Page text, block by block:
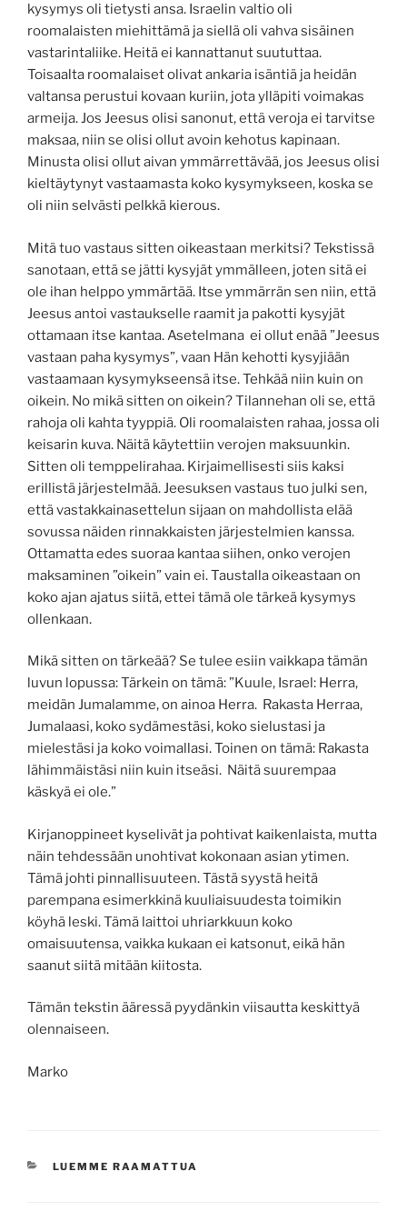
kysymys oli tietysti ansa. Israelin valtio oli
roomalaisten miehittämä ja siellä oli vahva sisäinen
vastarintaliike. Heitä ei kannattanut suututtaa.
Toisaalta roomalaiset olivat ankaria isäntiä ja heidän
valtansa perustui kovaan kuriin, jota ylläpiti voimakas
armeija. Jos Jeesus olisi sanonut, että veroja ei tarvitse
maksaa, niin se olisi ollut avoin kehotus kapinaan.
Minusta olisi ollut aivan ymmärrettävää, jos Jeesus olisi
kieltäytynyt vastaamasta koko kysymykseen, koska se
oli niin selvästi pelkkä kierous.
Mitä tuo vastaus sitten oikeastaan merkitsi? Tekstissä
sanotaan, että se jätti kysyjät ymmälleen, joten sitä ei
ole ihan helppo ymmärtää. Itse ymmärrän sen niin, että
Jeesus antoi vastaukselle raamit ja pakotti kysyjät
ottamaan itse kantaa. Asetelmana ei ollut enää ”Jeesus
vastaan paha kysymys”, vaan Hän kehotti kysyjiään
vastaamaan kysymykseensä itse. Tehkää niin kuin on
oikein. No mikä sitten on oikein? Tilannehan oli se, että
rahoja oli kahta tyyppiä. Oli roomalaisten rahaa, jossa oli
keisarin kuva. Näitä käytettiin verojen maksuunkin.
Sitten oli temppelirahaa. Kirjaimellisesti siis kaksi
erillistä järjestelmää. Jeesuksen vastaus tuo julki sen,
että vastakkainasettelun sijaan on mahdollista elää
sovussa näiden rinnakkaisten järjestelmien kanssa.
Ottamatta edes suoraa kantaa siihen, onko verojen
maksaminen ”oikein” vain ei. Taustalla oikeastaan on
koko ajan ajatus siitä, ettei tämä ole tärkeä kysymys
ollenkaan.
Mikä sitten on tärkeää? Se tulee esiin vaikkapa tämän
luvun lopussa:Tärkein on tämä: ”Kuule, Israel: Herra,
meidän Jumalamme, on ainoa Herra. Rakasta Herraa,
Jumalaasi, koko sydämestäsi, koko sielustasi ja
mielestäsi ja koko voimallasi.Toinen on tämä: Rakasta
lähimmäistäsi niin kuin itseäsi. Näitä suurempaa
käskyä ei ole.”
Kirjanoppineet kyselivät ja pohtivat kaikenlaista, mutta
näin tehdessään unohtivat kokonaan asian ytimen.
Tämä johti pinnallisuuteen. Tästä syystä heitä
parempana esimerkkinä kuuliaisuudesta toimikin
köyhä leski. Tämä laittoi uhriarkkuun koko
omaisuutensa, vaikka kukaan ei katsonut, eikä hän
saanut siitä mitään kiitosta.
Tämän tekstin ääressä pyydänkin viisautta keskittyä
olennaiseen.
Marko
KATEGORIAT
LUEMME RAAMATTUA